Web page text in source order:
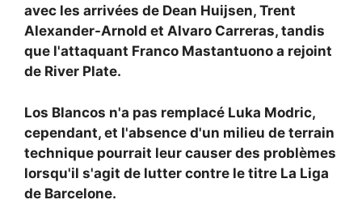
avec les arrivées de Dean Huijsen, Trent
Alexander-Arnold et Alvaro Carreras, tandis
que l'attaquant Franco Mastantuono a rejoint
de River Plate.
Los Blancos n'a pas remplacé Luka Modric,
cependant, et l'absence d'un milieu de terrain
technique pourrait leur causer des problèmes
lorsqu'il s'agit de lutter contre le titre La Liga
de Barcelone.